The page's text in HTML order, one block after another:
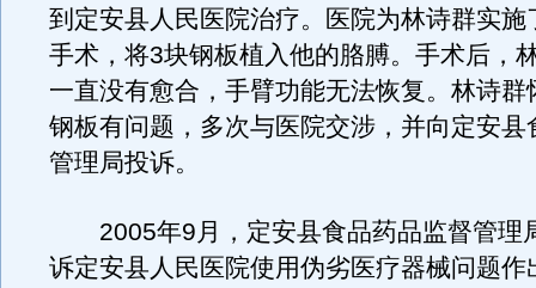
到定安县人民医院治疗。医院为林诗群实施
手术，将3块钢板植入他的胳膊。手术后，
一直没有愈合，手臂功能无法恢复。林诗群
钢板有问题，多次与医院交涉，并向定安县
管理局投诉。
2005年9月，定安县食品药品监督管理
诉定安县人民医院使用伪劣医疗器械问题作